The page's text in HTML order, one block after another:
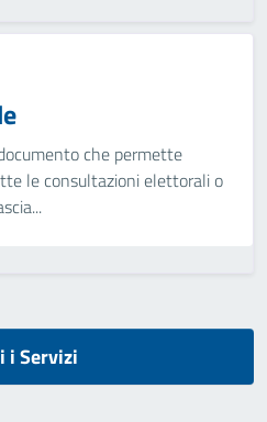
che permette
le consultazioni elettorali o
i Servizi